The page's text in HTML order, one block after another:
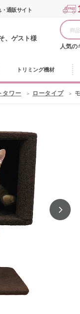
通販サイト
、ゲスト様
人気の
トリミング機材
タワー ロータイプ